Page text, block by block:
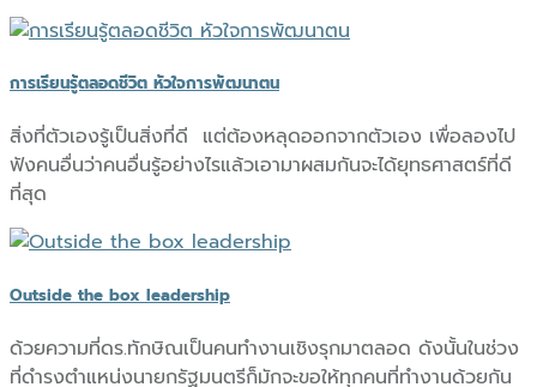
การเรียนรู้ตลอดชีวิต หัวใจการพัฒนาตน
สิ่งที่ตัวเองรู้เป็นสิ่งที่ดี แต่ต้องหลุดออกจากตัวเอง เพื่อลองไป
ฟังคนอื่นว่าคนอื่นรู้อย่างไรแล้วเอามาผสมกันจะได้ยุทธศาสตร์ที่ดี
ที่สุด
Outside the box leadership​
ด้วยความที่ดร.ทักษิณเป็นคนทำงานเชิงรุกมาตลอด ดังนั้นในช่วง
ที่ดำรงตำแหน่งนายกรัฐมนตรีก็มักจะขอให้ทุกคนที่ทำงานด้วยกัน